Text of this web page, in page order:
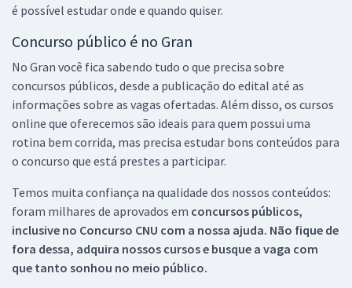
é possível estudar onde e quando quiser.
Concurso público é no Gran
No Gran você fica sabendo tudo o que precisa sobre
concursos públicos, desde a publicação do edital até as
informações sobre as vagas ofertadas. Além disso, os cursos
online que oferecemos são ideais para quem possui uma
rotina bem corrida, mas precisa estudar bons conteúdos para
o concurso que está prestes a participar.
Temos muita confiança na qualidade dos nossos conteúdos:
foram milhares de aprovados em concursos públicos,
inclusive no Concurso CNU com a nossa ajuda. Não fique de
fora dessa, adquira nossos cursos e busque a vaga com
que tanto sonhou no meio público.